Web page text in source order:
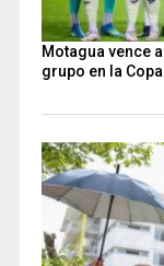
Motagua vence
grupo en la